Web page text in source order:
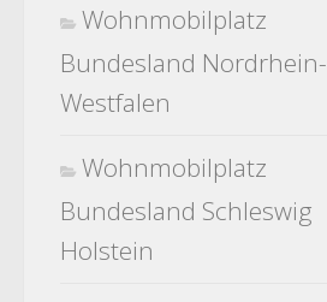
Wohnmobilplatz
Bundesland Nordrhein-
Westfalen
Wohnmobilplatz
Bundesland Schleswig
Holstein